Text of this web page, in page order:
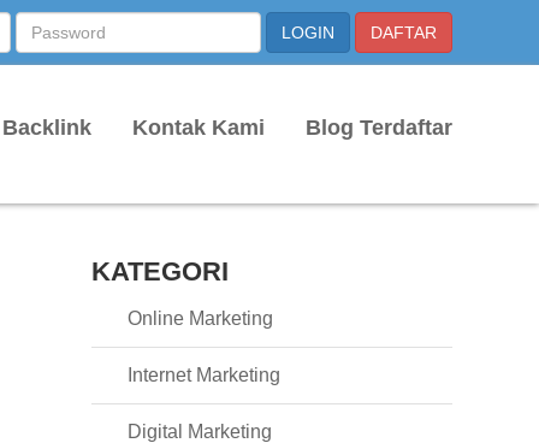
Kontak Kami Blog Terdaftar
KATEGORI
Online Marketing
Internet Marketing
Digital Marketing